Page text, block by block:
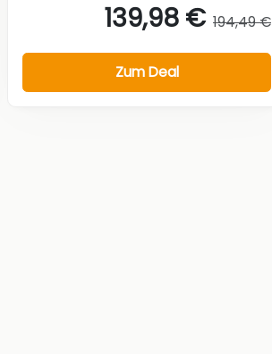
139,98 € 194,49 €
Zum Deal